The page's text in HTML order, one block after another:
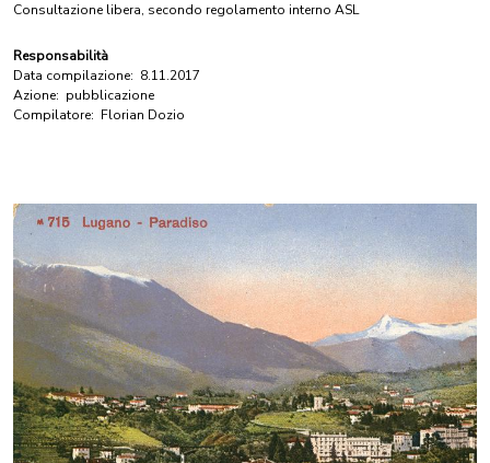
Consultazione libera, secondo regolamento interno ASL
Responsabilità
Data compilazione: 8.11.2017
Azione: pubblicazione
Compilatore: Florian Dozio